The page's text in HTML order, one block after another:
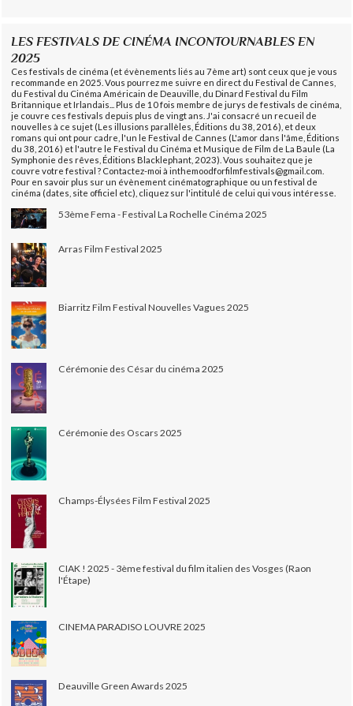
LES FESTIVALS DE CINÉMA INCONTOURNABLES EN
2025
Ces festivals de cinéma (et évènements liés au 7ème art) sont ceux que je vous
recommande en 2025. Vous pourrez me suivre en direct du Festival de Cannes,
du Festival du Cinéma Américain de Deauville, du Dinard Festival du Film
Britannique et Irlandais... Plus de 10 fois membre de jurys de festivals de cinéma,
je couvre ces festivals depuis plus de vingt ans. J'ai consacré un recueil de
nouvelles à ce sujet (Les illusions parallèles, Éditions du 38, 2016), et deux
romans qui ont pour cadre, l'un le Festival de Cannes (L'amor dans l'âme, Éditions
du 38, 2016) et l'autre le Festival du Cinéma et Musique de Film de La Baule (La
Symphonie des rêves, Éditions Blacklephant, 2023). Vous souhaitez que je
couvre votre festival ? Contactez-moi à inthemoodforfilmfestivals@gmail.com.
Pour en savoir plus sur un évènement cinématographique ou un festival de
cinéma (dates, site officiel etc), cliquez sur l'intitulé de celui qui vous intéresse.
53ème Fema - Festival La Rochelle Cinéma 2025
Arras Film Festival 2025
Biarritz Film Festival Nouvelles Vagues 2025
Cérémonie des César du cinéma 2025
Cérémonie des Oscars 2025
Champs-Élysées Film Festival 2025
CIAK ! 2025 - 3ème festival du film italien des Vosges (Raon
l'Étape)
CINEMA PARADISO LOUVRE 2025
Deauville Green Awards 2025